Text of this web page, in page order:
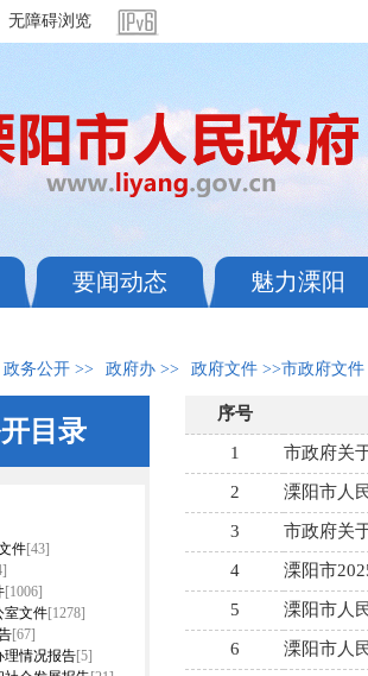
无障碍浏览
要闻动态 魅力溧阳
政务公开 >> 政府办 >> 政府文件 >>市政府文件
目录
件[43]
[1006]
室文件[1278]
[67]
理情况报告[5]